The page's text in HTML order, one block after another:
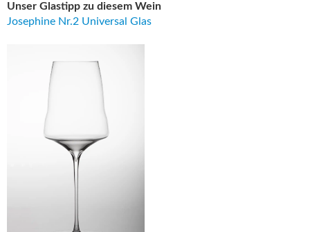
Unser Glastipp zu diesem Wein
Josephine Nr.2 Universal Glas